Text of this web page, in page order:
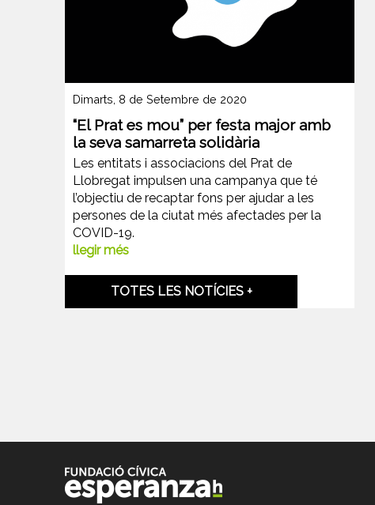
Dimarts, 8 de Setembre de 2020
“El Prat es mou” per festa major amb
la seva samarreta solidària
Les entitats i associacions del Prat de
Llobregat impulsen una campanya que té
l’objectiu de recaptar fons per ajudar a les
persones de la ciutat més afectades per la
COVID-19.
llegir més
TOTES LES NOTÍCIES +